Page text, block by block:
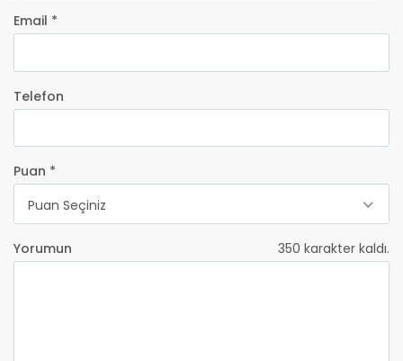
Email *
Telefon
Puan *
Puan Seçiniz
Yorumun 350 karakter kaldı.